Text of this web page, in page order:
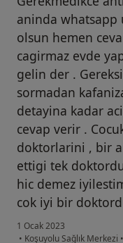
aninda whatsapp
olsun hemen
cagirmaz evde
gelin der .
sormadan
detayina kadar
cevap verir .
doktorlarini , bir
ettigi tek
hic demez
cok iyi bir
1 Ocak 2023
• Koşuyolu Sağlık Merkezi •